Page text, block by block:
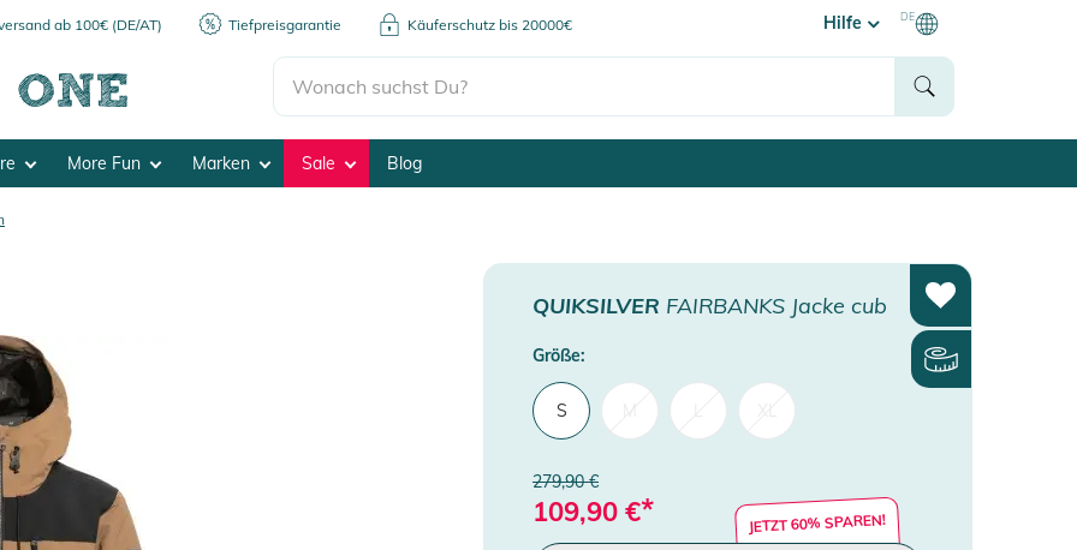
ab 100€ (DE/AT) Tiefpreisgarantie Käuferschutz bis 20000€ Hilfe DE
More Fun Marken Sale Blog
QUIKSILVER FAIRBANKS Jacke cub
Größe:
S
279,90 €
109,90 €* JETZT 60% SPAREN!